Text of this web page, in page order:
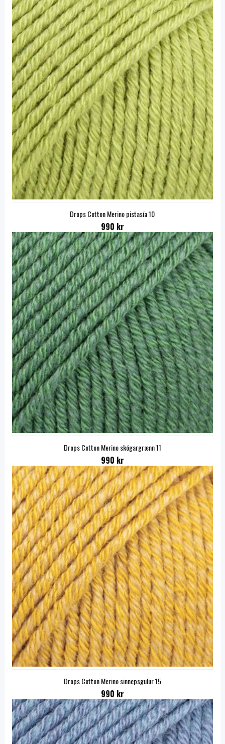
Drops Cotton Merino pistasía 10
990 kr
Drops Cotton Merino skógargrænn 11
990 kr
Drops Cotton Merino sinnepsgulur 15
990 kr